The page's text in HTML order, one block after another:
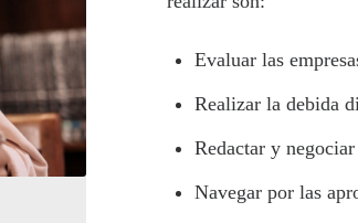
Evaluar las
Realizar la debida
Redactar y
Navegar por las